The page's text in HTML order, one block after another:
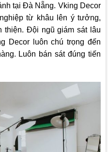
tại Đà Nẵng. Vking Decor
từ khâu lên ý tưởng,
thiện. Đội ngũ giám sát lâu
Decor
luôn chú trọng đến
Luôn bán sát đúng tiến